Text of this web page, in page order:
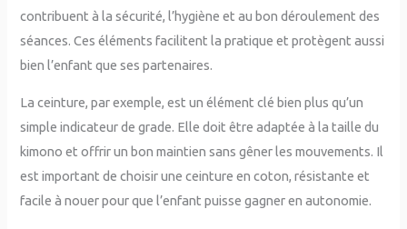
contribuent à la sécurité, l’hygiène et au bon déroulement des
séances. Ces éléments facilitent la pratique et protègent aussi
bien l’enfant que ses partenaires.
La ceinture, par exemple, est un élément clé bien plus qu’un
simple indicateur de grade. Elle doit être adaptée à la taille du
kimono et offrir un bon maintien sans gêner les mouvements. Il
est important de choisir une ceinture en coton, résistante et
facile à nouer pour que l’enfant puisse gagner en autonomie.